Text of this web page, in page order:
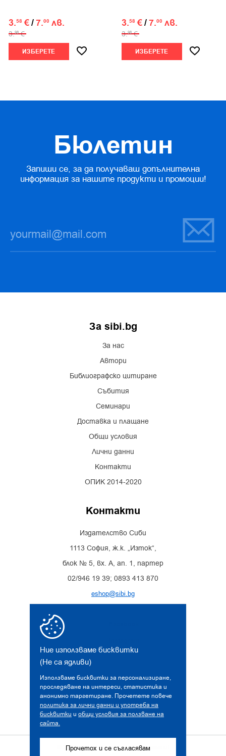
Ние използваме бисквитки
(Не са ядливи)
Използваме бисквитки за персонализиране,
проследяване на интереси, статистика и
анонимно таргетиране. Прочетете повече
политика за лични данни и употреба на
бисквитки и общи условия за ползване на
сайта.
Прочетох и се съгласявам
3.58 €/7.00 лв.
3.98 €
ИЗБЕРЕТЕ
3.58 €/7.00 лв.
3.98 €
ИЗБЕРЕТЕ
Бюлетин
Запиши се, за да получаваш допълнителна
информация за нашите продукти и промоции!
За sibi.bg
За нас
Автори
Библиографско цитиране
Събития
Семинари
Доставка и плащане
Общи условия
Лични данни
Контакти
ОПИК 2014-2020
Контакти
Издателство Сиби
1113 София, ж.к. „Изток“,
блок № 5, вх. А, ап. 1, партер
02/946 19 39; 0893 413 870
eshop@sibi.bg
© 2026 sibi.bg. Всички права запазени!